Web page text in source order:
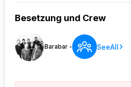
Besetzung und Crew
Barabar - SeeAll